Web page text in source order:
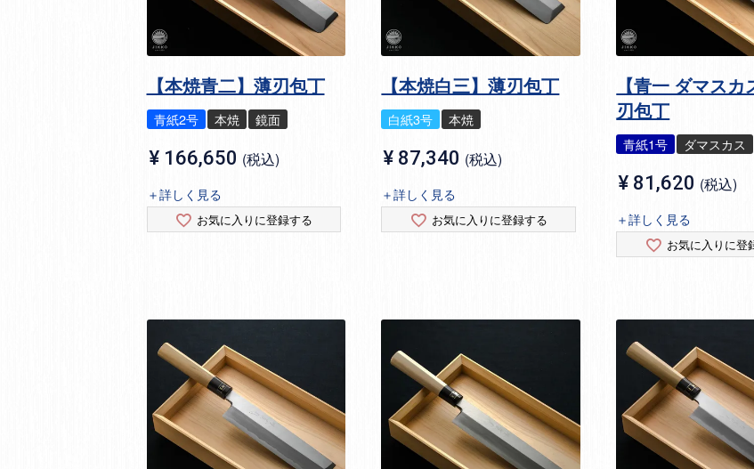
【本焼青二】薄刃包丁
青紙2号 本焼 鏡面
¥ 166,650 税込
＋詳しく見る
お気に入りに登録する
【本焼白三】薄刃包丁
白紙3号 本焼
¥ 87,340 税込
＋詳しく見る
お気に入りに登録する
【青一 ダマスカ
刃包丁
青紙1号 ダマスカス
¥ 81,620 税込
＋詳しく見る
お気に入りに登